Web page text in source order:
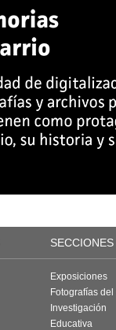
SECCIONES
Exposiciones
Fotografías del
Investigación
Educativa